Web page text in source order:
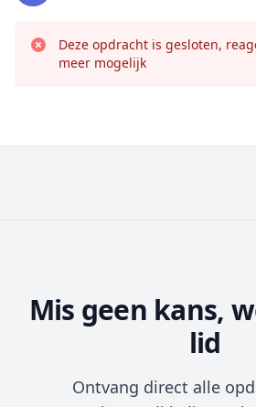
Deze opdracht is gesloten,
meer mogelijk
Mis geen kans,
lid
Ontvang direct alle